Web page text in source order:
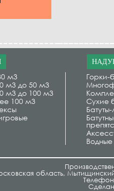
м3
м3 до 50 м3
м3 до 100 м3
100 м3
Горки-
Сухие
Водные
область,